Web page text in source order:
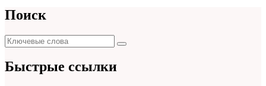
Поиск
Поиск
для:
Поиск
Быстрые ссылки